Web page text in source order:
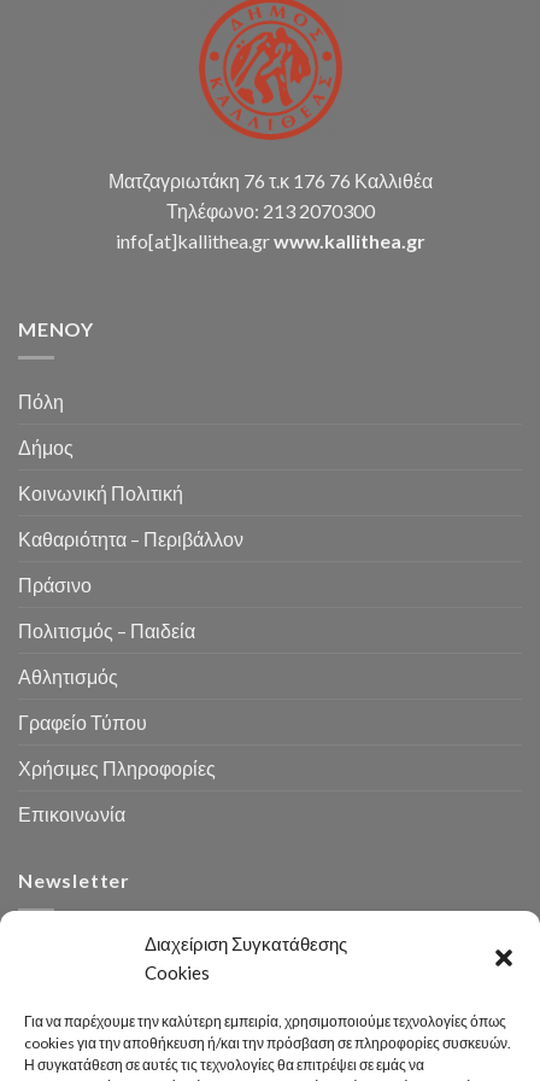
Διαχείριση Συγκατάθεσης
Cookies
Για να παρέχουμε την καλύτερη εμπειρία, χρησιμοποιούμε τεχνολογίες όπως
cookies για την αποθήκευση ή/και την πρόσβαση σε πληροφορίες συσκευών.
Η συγκατάθεση σε αυτές τις τεχνολογίες θα επιτρέψει σε εμάς να
κ.α.)
Ματζαγριωτάκη 76 τ.κ 176 76 Καλλιθέα
Τηλέφωνο: 213 2070300
info[at]kallithea.grwww.kallithea.gr
MENOY
Πόλη
Δήμος
Κοινωνική Πολιτική
Καθαριότητα – Περιβάλλον
Πράσινο
Πολιτισμός – Παιδεία
Αθλητισμός
Γραφείο Τύπου
Χρήσιμες Πληροφορίες
Επικοινωνία
Newsletter